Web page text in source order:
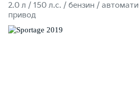
2.0 л / 150 л.c. / бензин /
привод